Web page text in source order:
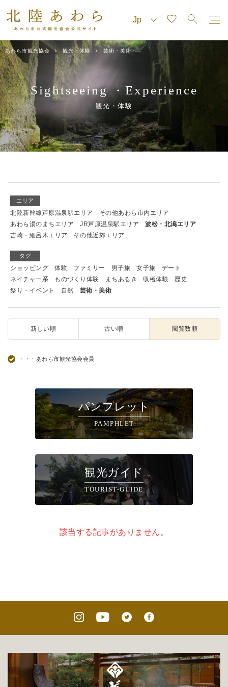
あわら市観光協会 観光・体験 芸術・美術
Sightseeing・ Experience
観光・体験
エリア
北陸新幹線芦原温泉駅エリア
その他あわら市内エリア
あわら湯のまちエリア
JR芦原温泉駅エリア
波松・北潟エリア
吉崎・細呂木エリア
その他近郊エリア
タグ
ショッピング 体験 ファミリー 男子旅 女子旅
デート
ネイチャー系
ものづくり体験 まちあるき 収穫体験
歴史
祭り・イベント
自然 芸術・美術
新しい順 古い順 閲覧数順
・・・あわら市観光協会会員
パンフレット
PAMPHLET
観光ガイド
TOURIST-GUIDE
該当する記事がありません。